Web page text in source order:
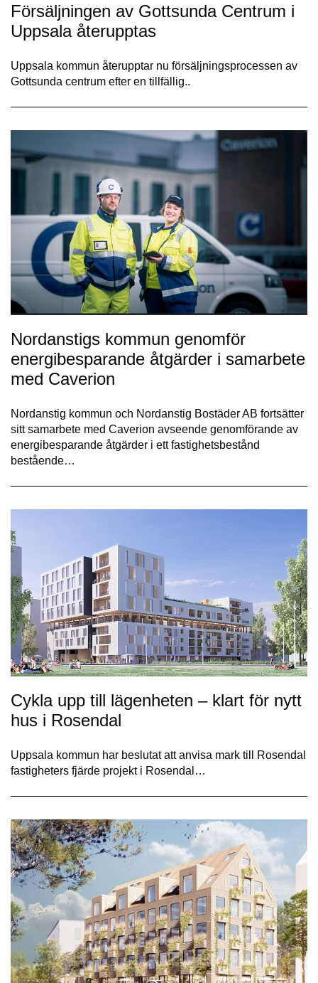
Försäljningen av Gottsunda Centrum i
Uppsala återupptas
Uppsala kommun återupptar nu försäljningsprocessen av
Gottsunda centrum efter en tillfällig..
Nordanstigs kommun genomför
energibesparande åtgärder i samarbete
med Caverion
Nordanstig kommun och Nordanstig Bostäder AB fortsätter
sitt samarbete med Caverion avseende genomförande av
energibesparande åtgärder i ett fastighetsbestånd
bestående…
Cykla upp till lägenheten – klart för nytt
hus i Rosendal
Uppsala kommun har beslutat att anvisa mark till Rosendal
fastigheters fjärde projekt i Rosendal…